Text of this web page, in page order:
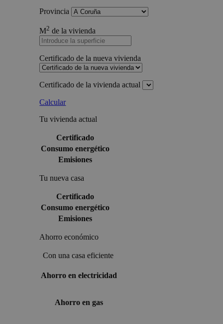
Provincia
M2 de la vivienda
Certificado de la nueva vivienda
Certificado de la vivienda actual
Calcular
Tu vivienda actual
Certificado
Consumo energético
Emisiones
Tu nueva casa
Certificado
Consumo energético
Emisiones
Ahorro económico
Con una casa eficiente
Ahorro en electricidad
Ahorro en gas